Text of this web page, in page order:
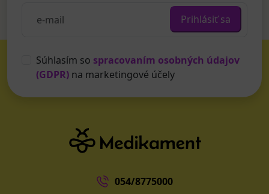
Prihlásiť sa
Súhlasím so spracovaním osobných údajov
(GDPR) na marketingové účely
054/8775000